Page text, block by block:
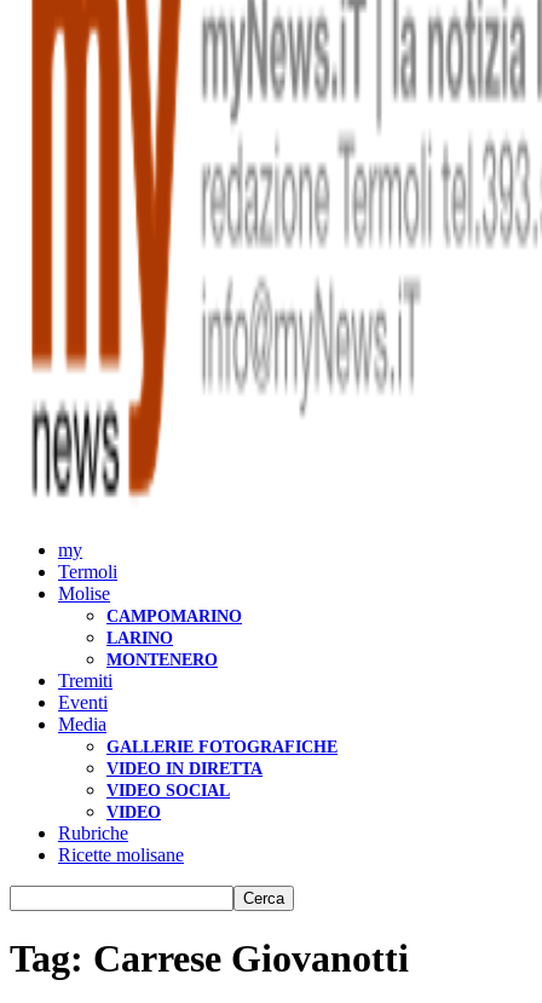
my
Termoli
Molise
CAMPOMARINO
LARINO
MONTENERO
Tremiti
Eventi
Media
GALLERIE FOTOGRAFICHE
VIDEO IN DIRETTA
VIDEO SOCIAL
VIDEO
Rubriche
Ricette molisane
Tag: Carrese Giovanotti